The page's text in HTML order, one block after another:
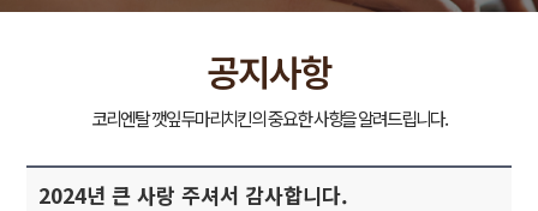
공지사항
2024년 큰 사랑 주셔서 감사합니다.